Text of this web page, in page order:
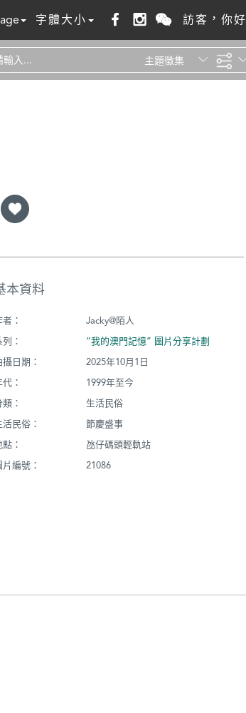
字體大小 訪客，你好
主題徵集
本資料
者：
Jacky@陌人
列：
“我的澳門記憶” 圖片分享計劃
攝日期：
2025年10月1日
代：
1999年至今
類：
生活民俗
活民俗：
節慶盛事
點：
氹仔碼頭輕軌站
片編號：
21086